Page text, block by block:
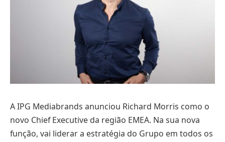
A IPG Mediabrands anunciou Richard Morris como o
novo Chief Executive da região EMEA. Na sua nova
função, vai liderar a estratégia do Grupo em todos os